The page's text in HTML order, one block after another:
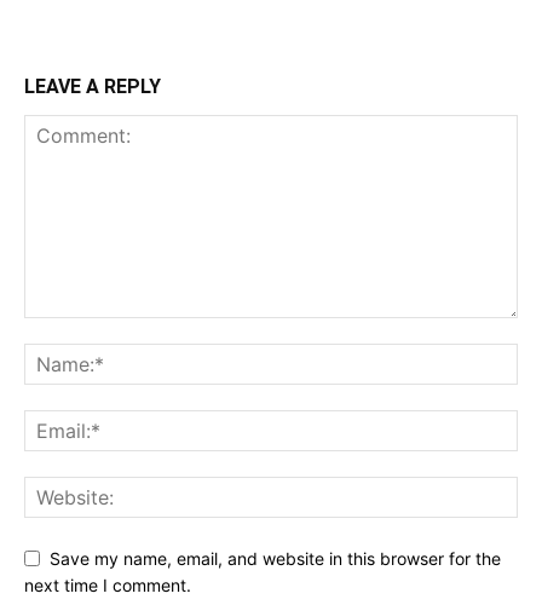
LEAVE A REPLY
Save my name, email, and website in this browser for the
next time I comment.